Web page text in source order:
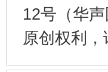
12号（华
原创权利
东山县通报“牛蛙产